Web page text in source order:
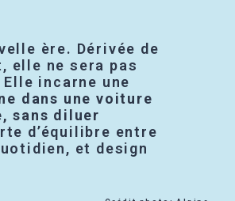
ère. Dérivée de
elle ne sera pas
incarne une
dans une voiture
sans diluer
d’équilibre entre
et design